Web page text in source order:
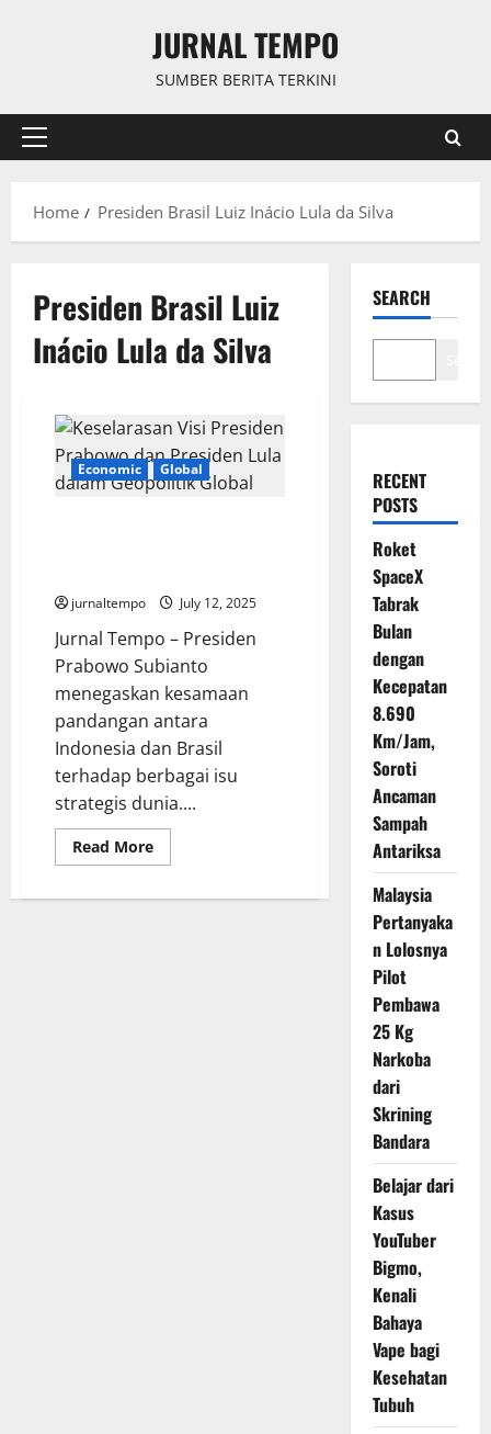
JURNAL TEMPO
SUMBER BERITA TERKINI
Primary
Home
Presiden Brasil Luiz Inácio Lula da Silva
Presiden Brasil Luiz
Inácio Lula da Silva
Economic Global
jurnaltempo July 12, 2025
Jurnal Tempo – Presiden
Prabowo Subianto
menegaskan kesamaan
pandangan antara
Indonesia dan Brasil
terhadap berbagai isu
strategis dunia....
Read MoreRead
more
Visi
SEARCH
RECENT
POSTS
Roket
SpaceX
Tabrak
Bulan
dengan
Kecepatan
8.690
Km/Jam,
Soroti
Ancaman
Sampah
Antariksa
Malaysia
Pertanyaka
n Lolosnya
Pilot
Pembawa
25 Kg
Narkoba
dari
Skrining
Bandara
Belajar dari
Kasus
YouTuber
Bigmo,
Kenali
Bahaya
Vape bagi
Kesehatan
Tubuh